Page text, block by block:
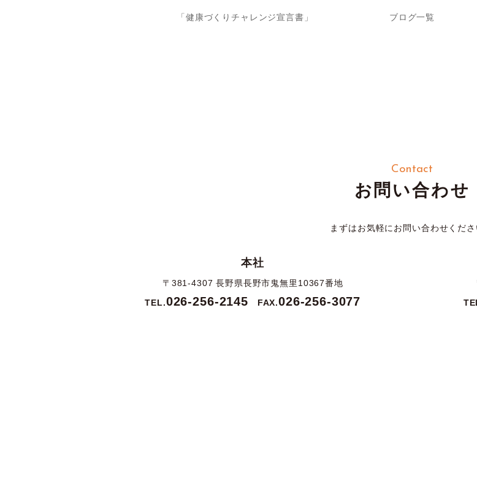
「健康づくりチャレンジ宣言書」 ブログ一覧
Contact
お問い合わせ
まずはお気軽にお問い合わせくださ
本社
〒381-4307 長野県長野市鬼無里10367番地
TEL.026-256-2145 FAX.026-256-3077